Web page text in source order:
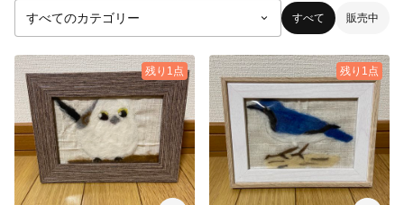
すべて 販売中
残り1点 残り1点